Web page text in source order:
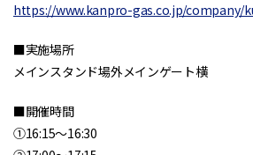
https://www.kanpro-gas.co.jp/company/
■実施場所
メインスタンド場外メインゲート横
■開催時間
①16:15～16:30